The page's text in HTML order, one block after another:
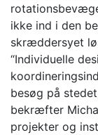
ikke ind i den
skræddersyet
“Individuelle
besøg på
bekræfter
projekter og